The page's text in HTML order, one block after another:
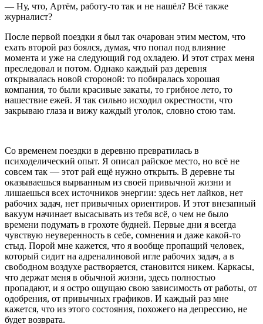
— Ну, что, Артём, работу-то так и не нашёл? Всё также
журналист?
После первой поездки я был так очарован этим местом, что
ехать второй раз боялся, думая, что попал под влияние
момента и уже на следующий год охладею. И этот страх меня
преследовал и потом. Однако каждый раз деревня
открывалась новой стороной: то побиралась хорошая
компания, то были красивые закаты, то грибное лето, то
нашествие ежей. Я так сильно исходил окрестности, что
закрываю глаза и вижу каждый уголок, словно стою там.
Со временем поездки в деревню превратилась в
психоделический опыт. Я описал райское место, но всё не
совсем так — этот рай ещё нужно открыть. В деревне ты
оказываешься вырванным из своей привычной жизни и
лишаешься всех источников энергии: здесь нет лайков, нет
рабочих задач, нет привычных ориентиров. И этот внезапный
вакуум начинает высасывать из тебя всё, о чем не было
времени подумать в грохоте будней. Первые дни я всегда
чувствую неуверенность в себе, сомнения и даже какой-то
стыд. Порой мне кажется, что я вообще пропащий человек,
который сидит на адреналиновой игле рабочих задач, а в
свободном воздухе растворяется, становится никем. Каркасы,
что держат меня в обычной жизни, здесь полностью
пропадают, и я остро ощущаю свою зависимость от работы, от
одобрения, от привычных графиков. И каждый раз мне
кажется, что из этого состояния, похожего на депрессию, не
будет возврата.